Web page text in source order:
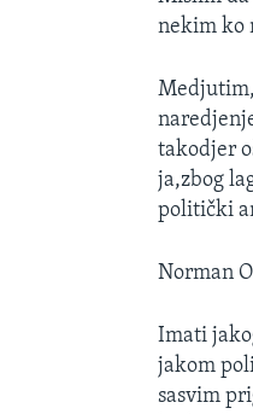
nekim ko
takodjer
ja,zbog
politički
Norman
Imati
jakom
sasvim